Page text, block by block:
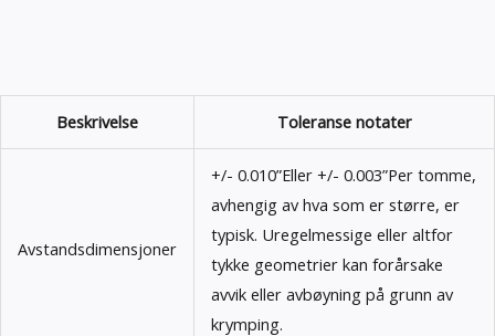
Beskrivelse Toleranse notater
Avstandsdimensjoner
+/- 0.010”Eller +/- 0.003”Per tomme,
avhengig av hva som er større, er
typisk. Uregelmessige eller altfor
tykke geometrier kan forårsake
avvik eller avbøyning på grunn av
krymping.